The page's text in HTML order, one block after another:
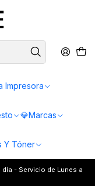
Impresora
💎Marcas
Y Tóner
- Servicio de Lunes a